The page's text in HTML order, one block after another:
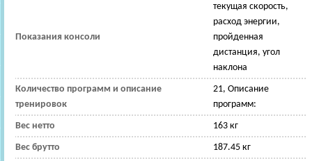
Показания консоли
текущая скорость,
расход энергии,
пройденная
дистанция, угол
наклона
Количество программ и описание
тренировок
21, Описание
программ:
Вес нетто 163 кг
Вес брутто 187.45 кг